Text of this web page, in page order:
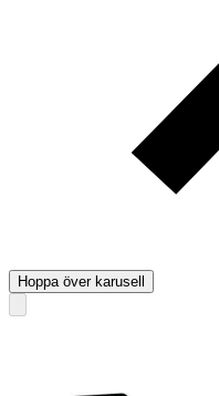
Hoppa över karusell